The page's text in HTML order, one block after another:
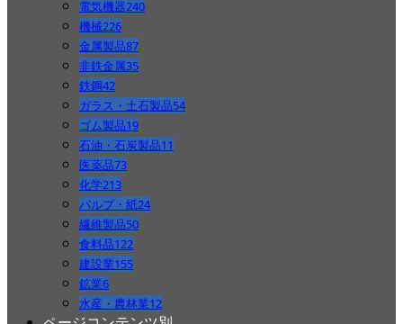
電気機器240
機械226
金属製品87
非鉄金属35
鉄鋼42
ガラス・土石製品54
ゴム製品19
石油・石炭製品11
医薬品73
化学213
パルプ・紙24
繊維製品50
食料品122
建設業155
鉱業6
水産・農林業12